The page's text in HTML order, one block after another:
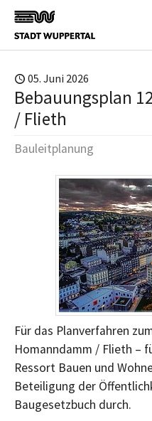
Skip to main content
05. Juni 2026
Bebauungsplan
/ Flieth
Bauleitplanung
Für das Planverfahren
Homanndamm / Flieth –
Ressort Bauen und
Beteiligung der
Baugesetzbuch durch.